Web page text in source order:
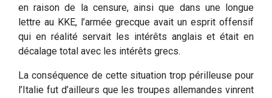
en raison de la censure, ainsi que dans une longue
lettre au KKE, l’armée grecque avait un esprit offensif
qui en réalité servait les intérêts anglais et était en
décalage total avec les intérêts grecs.
La conséquence de cette situation trop périlleuse pour
l’Italie fut d’ailleurs que les troupes allemandes vinrent